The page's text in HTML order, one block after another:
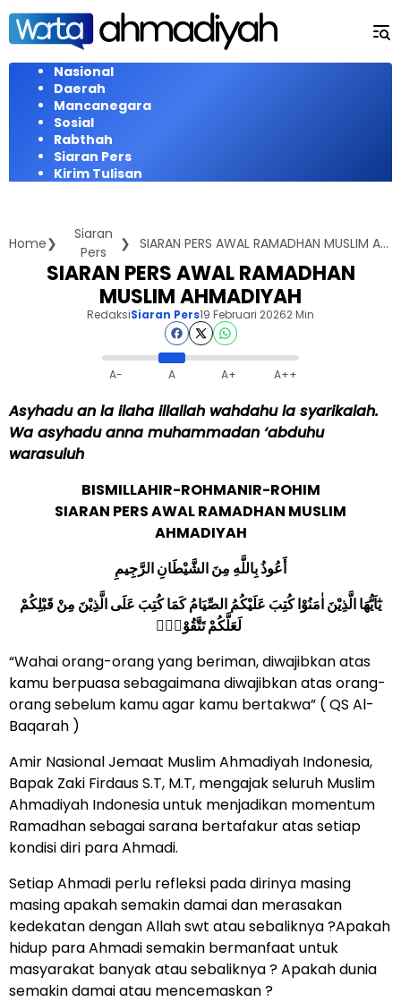
Langsung
konten
Nasional
Daerah
Mancanegara
Sosial
Rabthah
Siaran Pers
Kirim Tulisan
Home
Siaran
Pers
SIARAN PERS AWAL RAMADHAN MUSLIM AHMADIYAH
SIARAN PERS AWAL RAMADHAN
MUSLIM AHMADIYAH
RedaksiSiaran Pers19 Februari 20262 Min
A- A A+ A++
Asyhadu an la ilaha illallah wahdahu la syarikalah.
Wa asyhadu anna muhammadan ‘abduhu
warasuluh
BISMILLAHIR-ROHMANIR-ROHIM
SIARAN PERS AWAL RAMADHAN MUSLIM
AHMADIYAH
أَعُوذُ بِاللَّهِ مِنَ الشَّيْطَانِ الرَّجِيمِ
يٰٓاَيُّهَا الَّذِيْنَ اٰمَنُوْا كُتِبَ عَلَيْكُمُ الصِّيَامُ كَمَا كُتِبَ عَلَى الَّذِيْنَ مِنْ قَبْلِكُمْ
لَعَلَّكُمْ تَتَّقُوْنَۙ
“Wahai orang-orang yang beriman, diwajibkan atas
kamu berpuasa sebagaimana diwajibkan atas orang-
orang sebelum kamu agar kamu bertakwa” ( QS Al-
Baqarah )
Amir Nasional Jemaat Muslim Ahmadiyah Indonesia,
Bapak Zaki Firdaus S.T, M.T, mengajak seluruh Muslim
Ahmadiyah Indonesia untuk menjadikan momentum
Ramadhan sebagai sarana bertafakur atas setiap
kondisi diri para Ahmadi.
Setiap Ahmadi perlu refleksi pada dirinya masing
masing apakah semakin damai dan merasakan
kedekatan dengan Allah swt atau sebaliknya ?Apakah
hidup para Ahmadi semakin bermanfaat untuk
masyarakat banyak atau sebaliknya ? Apakah dunia
semakin damai atau mencemaskan ?